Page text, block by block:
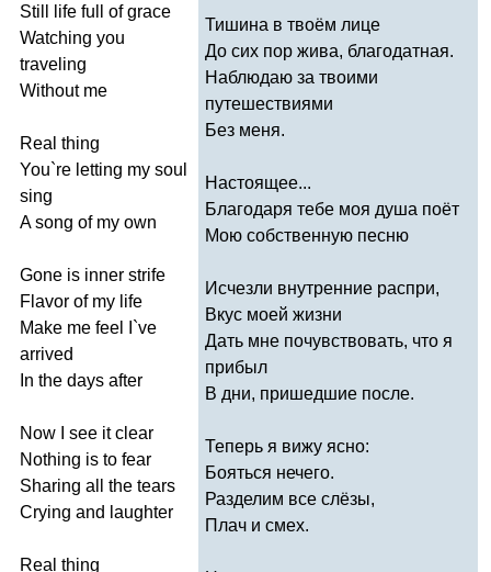
Still
life full of grace
Watching you
traveling
Without me
Real thing
You`re letting my soul
sing
A song of my own
Gone is inner strife
Flavor of my life
Make me feel `ve
arrived
In the days after
Now see it clear
Nothing is to fear
Sharing all the tears
Crying and laughter
Real thing
Тишина в твоём лице
До сих пор жива, благодатная.
Наблюдаю за твоими
путешествиями
Без меня.
Настоящее...
Благодаря тебе моя душа поёт
Мою собственную песню
Исчезли внутренние распри,
Вкус моей жизни
Дать мне почувствовать, что я
прибыл
В дни, пришедшие после.
Теперь я вижу ясно:
Бояться нечего.
Разделим все слёзы,
Плач и смех.